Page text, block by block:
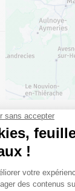
vous un